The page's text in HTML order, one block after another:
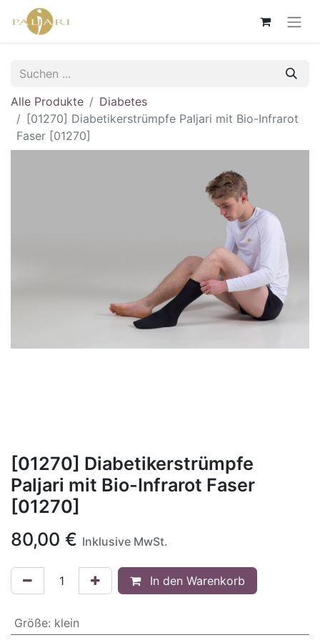
Alle Produkte
Diabetes
[01270] Diabetikerstrümpfe Paljari mit Bio-Infrarot
Faser [01270]
[01270] Diabetikerstrümpfe
Paljari mit Bio-Infrarot Faser
[01270]
80,00 € Inklusive MwSt.
In den Warenkorb
Größe: klein